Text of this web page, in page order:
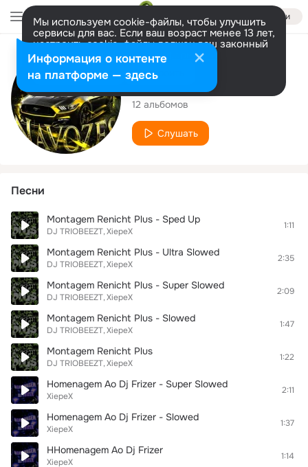
Войти
Мы используем cookie-файлы, чтобы улучшить
сервисы для вас. Если ваш возраст менее 13 лет,
настроить cookie-файлы должен ваш законный
представитель. Больше информации
Разрешить все Настроить
Исполнитель
XiepeX
12 альбомов
Слушать
Песни
Montagem Renicht Plus - Sped Up
DJ TRIOBEEZT XiepeX
1:11
Montagem Renicht Plus - Ultra Slowed
DJ TRIOBEEZT XiepeX
2:35
Montagem Renicht Plus - Super Slowed
DJ TRIOBEEZT XiepeX
2:09
Montagem Renicht Plus - Slowed
DJ TRIOBEEZT XiepeX
1:47
Montagem Renicht Plus
DJ TRIOBEEZT XiepeX
1:22
Homenagem Ao Dj Frizer - Super Slowed
XiepeX
2:11
Homenagem Ao Dj Frizer - Slowed
XiepeX
1:37
HHomenagem Ao Dj Frizer
XiepeX
1:14
Информация о контенте
на платформе — здесь